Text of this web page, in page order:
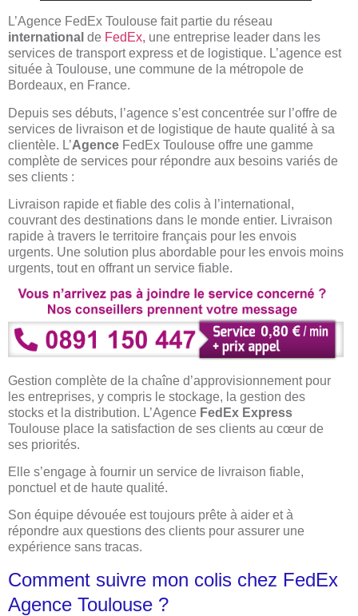
L’Agence FedEx Toulouse fait partie du réseau
international de FedEx, une entreprise leader dans les
services de transport express et de logistique. L’agence est
située à Toulouse, une commune de la métropole de
Bordeaux, en France.
Depuis ses débuts, l’agence s’est concentrée sur l’offre de
services de livraison et de logistique de haute qualité à sa
clientèle. L’Agence FedEx Toulouse offre une gamme
complète de services pour répondre aux besoins variés de
ses clients :
Livraison rapide et fiable des colis à l’international,
couvrant des destinations dans le monde entier. Livraison
rapide à travers le territoire français pour les envois
urgents. Une solution plus abordable pour les envois moins
urgents, tout en offrant un service fiable.
Gestion complète de la chaîne d’approvisionnement pour
les entreprises, y compris le stockage, la gestion des
stocks et la distribution. L’Agence FedEx Express
Toulouse place la satisfaction de ses clients au cœur de
ses priorités.
Elle s’engage à fournir un service de livraison fiable,
ponctuel et de haute qualité.
Son équipe dévouée est toujours prête à aider et à
répondre aux questions des clients pour assurer une
expérience sans tracas.
Comment suivre mon colis chez FedEx
Agence Toulouse ?